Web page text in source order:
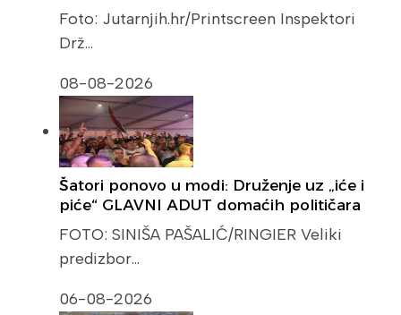
Foto: Jutarnjih.hr/Printscreen Inspektori
Drž…
08-08-2026
Šatori ponovo u modi: Druženje uz „iće i
piće“ GLAVNI ADUT domaćih političara
FOTO: SINIŠA PAŠALIĆ/RINGIER Veliki
predizbor…
06-08-2026